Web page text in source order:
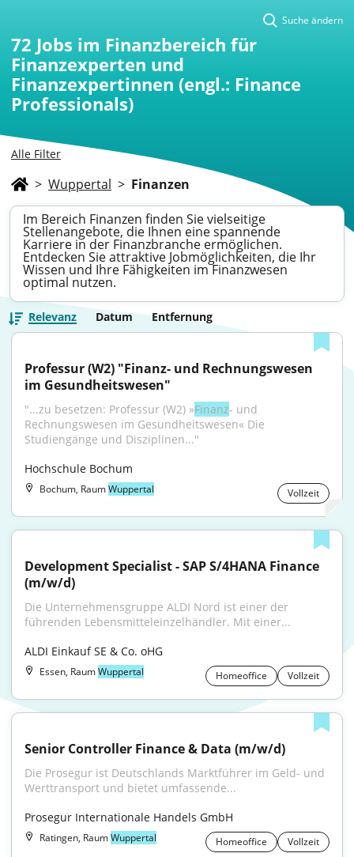
Alle Filter
Suche ändern
72 Jobs im Finanzbereich für
Finanzexperten und
Finanzexpertinnen (engl.: Finance
Professionals)
> Wuppertal > Finanzen
Im Bereich Finanzen finden Sie vielseitige
Stellenangebote, die Ihnen eine spannende
Karriere in der Finanzbranche ermöglichen.
Entdecken Sie attraktive Jobmöglichkeiten, die Ihr
Wissen und Ihre Fähigkeiten im Finanzwesen
optimal nutzen.
Relevanz Datum Entfernung
Professur (W2) "Finanz- und Rechnungswesen
im Gesundheitswesen"
"...zu besetzen: Professur (W2) »Finanz- und
Rechnungswesen im Gesundheitswesen« Die
Studiengänge und Disziplinen..."
Hochschule Bochum
Bochum, RaumWuppertal Vollzeit
Development Specialist - SAP S/4HANA Finance
(m/w/d)
Die Unternehmensgruppe ALDI Nord ist einer der
führenden Lebensmitteleinzelhändler. Mit einer...
ALDI Einkauf SE & Co. oHG
Essen, RaumWuppertal Homeoffice Vollzeit
Senior Controller Finance & Data (m/w/d)
Die Prosegur ist Deutschlands Marktführer im Geld- und
Werttransport und bietet umfassende...
Prosegur Internationale Handels GmbH
Ratingen, RaumWuppertal Homeoffice Vollzeit